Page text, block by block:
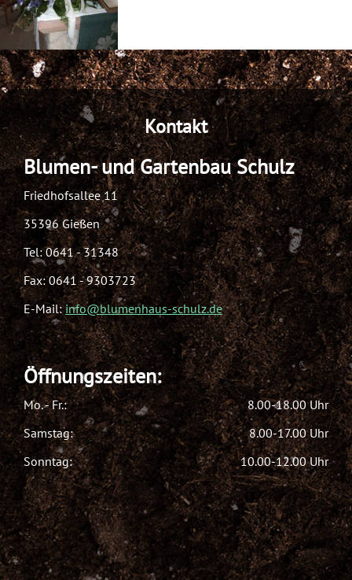
Kontakt
Blumen- und Gartenbau Schulz
Friedhofsallee 11
35396 Gießen
Tel:0641 - 31348
Fax: 0641 - 9303723
E-Mail:info@blumenhaus-schulz.de
Öffnungszeiten:
Mo. - Fr.:
8.00-18.00 Uhr
Samstag:
8.00-17.00 Uhr
Sonntag:
10.00-12.00 Uhr